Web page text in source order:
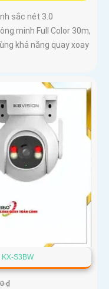
sắc nét 3.0
minh Full Color 30m,
khả năng quay xoay
KX-S3BW
₫